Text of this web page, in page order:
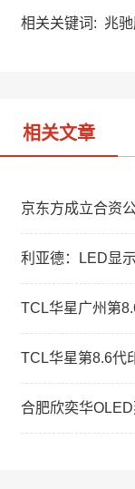
a
相关关键词: 兆
相关文章
京东方成立合资
利亚德：LED显
TCL华星广州第
TCL华星第8.6代
合肥欣奕华